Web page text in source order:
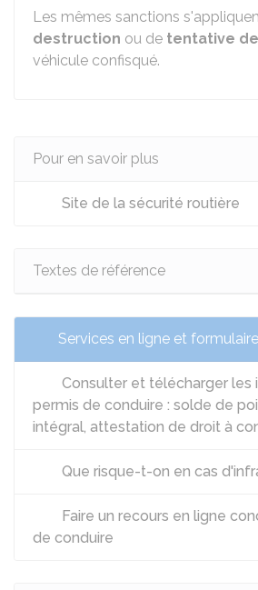
Les mêmes sanctions
destruction ou de tentative
véhicule confisqué.
Pour en savoir plus
Site de la sécurité routière
Textes de référence
Services en ligne et
Consulter et télécharger les
permis de conduire : solde de
intégral, attestation de droit à
Que risque-t-on en cas
Faire un recours en ligne
de conduire